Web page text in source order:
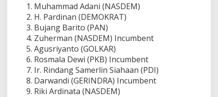
Muhammad Adani (NASDEM)
H. Pardinan (DEMOKRAT)
Bujang Barito (PAN)
Zuherman (NASDEM) Incumbent
Agusriyanto (GOLKAR)
Rosmala Dewi (PKB) Incumbent
Ir. Rindang Samerlin Siahaan (PDI)
Darwandi (GERINDRA) Incumbent
Riki Ardinata (NASDEM)